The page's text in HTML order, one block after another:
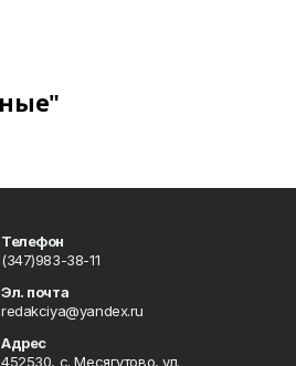
Телефон
(347)983-38-11
Эл. почта
redakciya@yandex.ru
Адрес
452530, с. Месягутово, ул.